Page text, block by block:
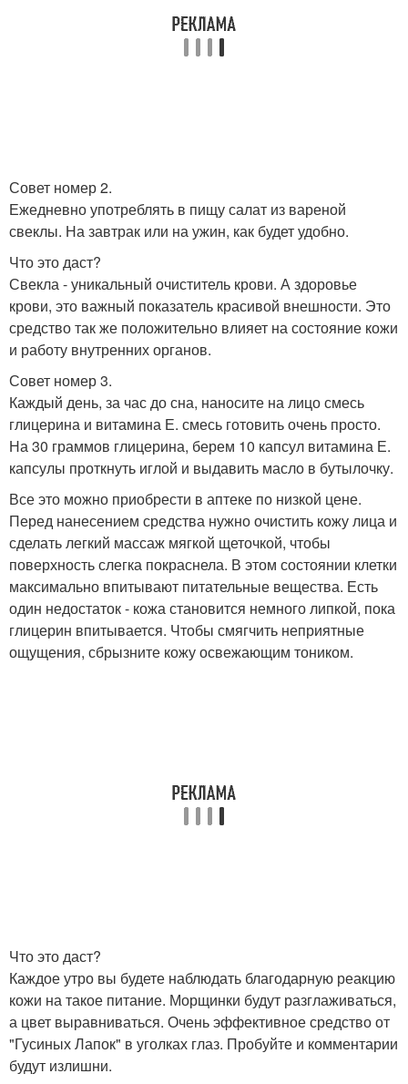
Совет номер 2.
Ежедневно употреблять в пищу салат из вареной
свеклы. На завтрак или на ужин, как будет удобно.
Что это даст?
Свекла - уникальный очиститель крови. А здоровье
крови, это важный показатель красивой внешности. Это
средство так же положительно влияет на состояние кожи
и работу внутренних органов.
Совет номер 3.
Каждый день, за час до сна, наносите на лицо смесь
глицерина и витамина Е. смесь готовить очень просто.
На 30 граммов глицерина, берем 10 капсул витамина Е.
капсулы проткнуть иглой и выдавить масло в бутылочку.
Все это можно приобрести в аптеке по низкой цене.
Перед нанесением средства нужно очистить кожу лица и
сделать легкий массаж мягкой щеточкой, чтобы
поверхность слегка покраснела. В этом состоянии клетки
максимально впитывают питательные вещества. Есть
один недостаток - кожа становится немного липкой, пока
глицерин впитывается. Чтобы смягчить неприятные
ощущения, сбрызните кожу освежающим тоником.
Что это даст?
Каждое утро вы будете наблюдать благодарную реакцию
кожи на такое питание. Морщинки будут разглаживаться,
а цвет выравниваться. Очень эффективное средство от
"Гусиных Лапок" в уголках глаз. Пробуйте и комментарии
будут излишни.